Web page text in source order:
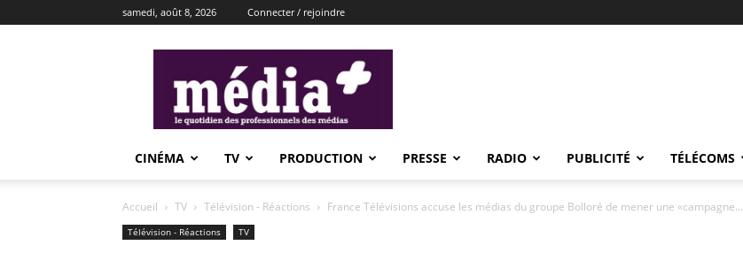
samedi, août 8, 2026 Connecter / rejoindre
CINÉMA TV PRODUCTION PRESSE RADIO PUBLICITÉ TÉLÉCOMS
Accueil TV Télévision - Réactions France Télévisions accuse les médias du groupe Bolloré de mener une «campagne...
Télévision - Réactions TV